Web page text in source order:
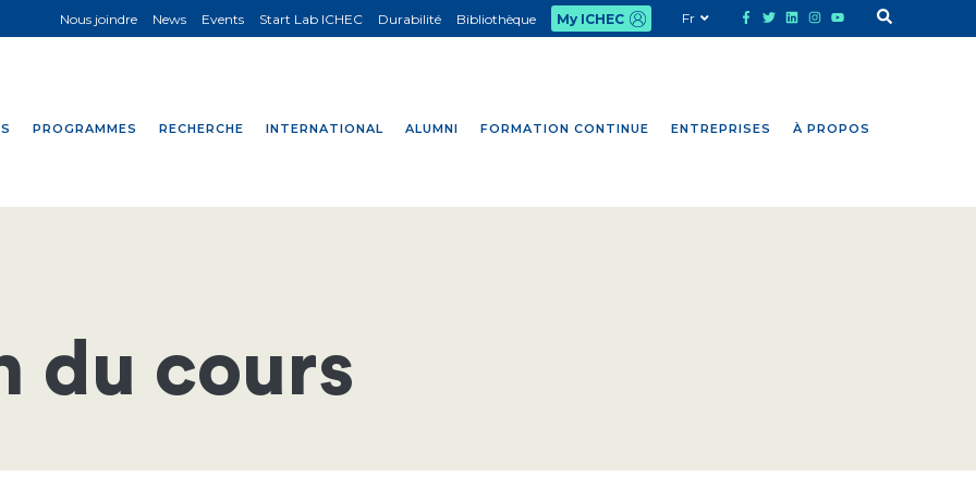
PROGRAMMES RECHERCHE INTERNATIONAL ALUMNI FORMATION CONTINUE ENTREPRISES À PROPOS
Nous joindre News Events Start Lab ICHEC Durabilité Bibliothèque My ICHEC Fr
du cours